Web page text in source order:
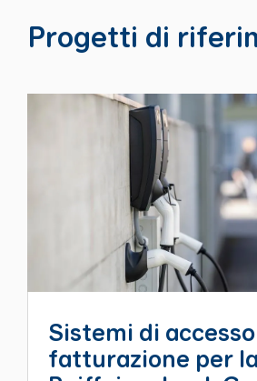
Progetti di
Sistemi di
fatturazione per la